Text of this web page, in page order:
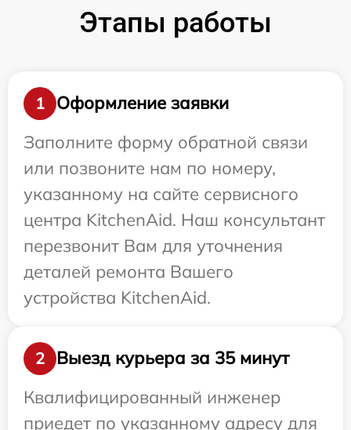
Этапы работы
1
Оформление заявки
Заполните форму обратной связи
или позвоните нам по номеру,
указанному на сайте сервисного
центра KitchenAid. Наш консультант
перезвонит Вам для уточнения
деталей ремонта Вашего
устройства KitchenAid.
2
Выезд курьера за 35 минут
Квалифицированный инженер
приедет по указанному адресу для